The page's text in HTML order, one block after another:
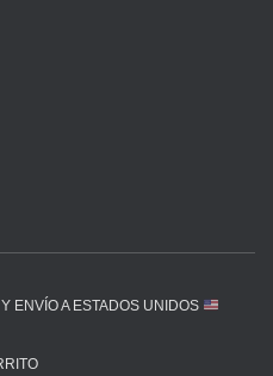
ENVÍO A ESTADOS UNIDOS